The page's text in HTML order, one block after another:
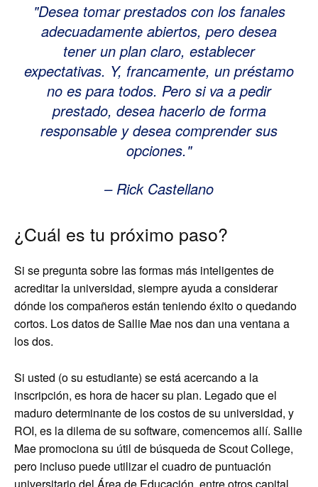
Desea tomar prestados con los fanales
adecuadamente abiertos, pero desea
tener un plan claro, establecer
expectativas. Y, francamente, un préstamo
no es para todos. Pero si va a pedir
prestado, desea hacerlo de forma
responsable y desea comprender sus
opciones.
– Rick Castellano
¿Cuál es tu próximo paso?
Si se pregunta sobre las formas más inteligentes de
acreditar la universidad, siempre ayuda a considerar
dónde los compañeros están teniendo éxito o quedando
cortos. Los datos de Sallie Mae nos dan una ventana a
los dos.
Si usted (o su estudiante) se está acercando a la
inscripción, es hora de hacer su plan. Legado que el
maduro determinante de los costos de su universidad, y
ROI, es la dilema de su software, comencemos allí. Sallie
Mae promociona su útil de búsqueda de Scout College,
pero incluso puede utilizar el cuadro de puntuación